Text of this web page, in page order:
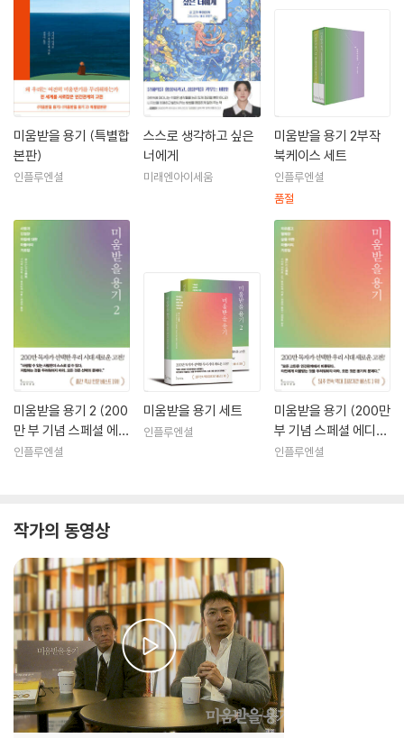
상 심사원 특별상’을 수상했다. 2021년 ‘배턴스 글쓰기 학교(Batons writ
ing college)’를 열어 많은 이들에게 글쓰기에 대해 가르치고 있다.
미움받을 용기 (특별합
본판)
인플루엔셜
스스로 생각하고 싶은
너에게
미래엔아이세움
미움받을 용기 2부작
북케이스 세트
인플루엔셜
품절
미움받을 용기 2 (200
만 부 기념 스페셜 에디
션)
인플루엔셜
미움받을 용기 세트
인플루엔셜
미움받을 용기 (200만
부 기념 스페셜 에디
션)
인플루엔셜
작가의 동영상